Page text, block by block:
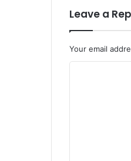
Leave a
Your email